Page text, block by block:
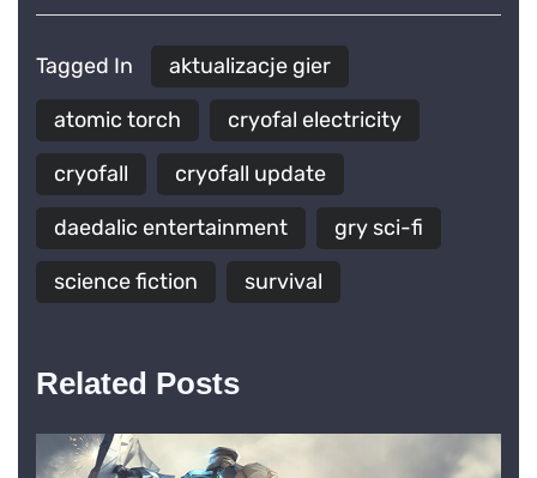
Tagged In aktualizacje gier
atomic torch cryofal electricity
cryofall cryofall update
daedalic entertainment gry sci-fi
science fiction survival
Related Posts